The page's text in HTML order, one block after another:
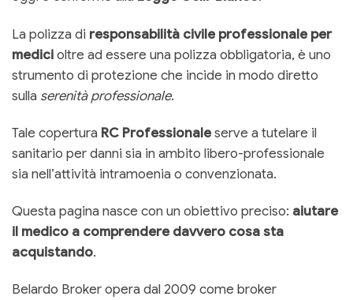
La polizza di responsabilità civile professionale per
medicioltre ad essere una polizza obbligatoria, è uno
strumento di protezione che incide in modo diretto
sulla serenità professionale.
Tale copertura RC Professionaleserve a tutelare il
sanitario per danni sia in ambito libero-professionale
sia nell’attività intramoenia o convenzionata.
Questa pagina nasce con un obiettivo preciso: aiutare
il medico a comprendere davvero cosa sta
acquistando.
Belardo Broker opera dal 2009 come broker